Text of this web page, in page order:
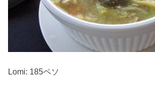
Lomi: 185ペソ